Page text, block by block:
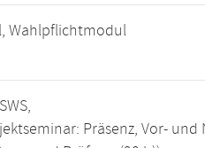
Wahlpflichtmodul
Präsenz, Vor-